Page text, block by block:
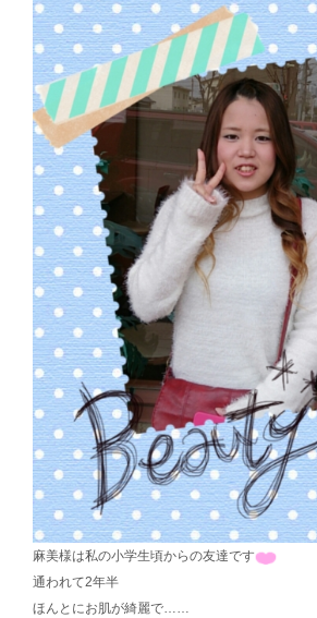
麻美様は私の小学生頃からの友達です
通われて2年半
ほんとにお肌が綺麗で……